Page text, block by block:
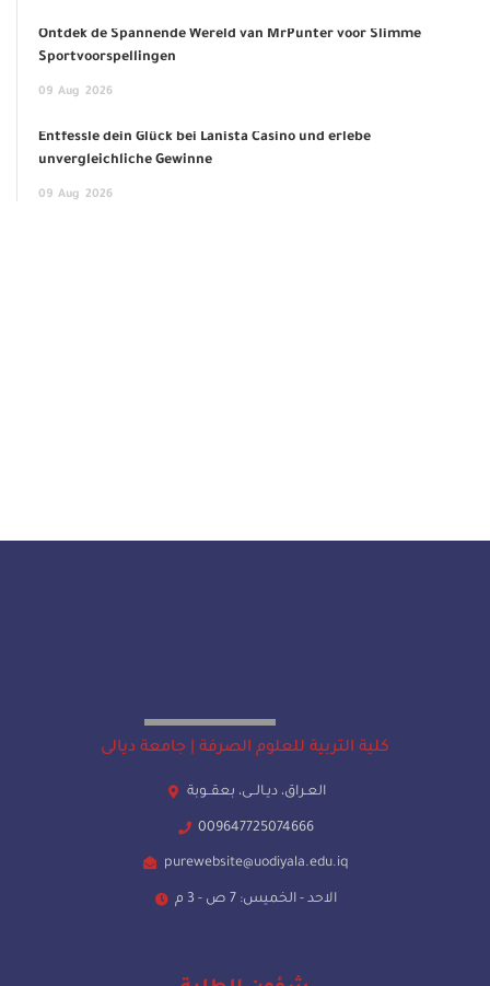
Ontdek de Spannende Wereld van MrPunter voor Slimme
Sportvoorspellingen
09 Aug 2026
Entfessle dein Glück bei Lanista Casino und erlebe
unvergleichliche Gewinne
09 Aug 2026
كلية التربية للعلوم الصرفة | جامعة ديالى
العـراق، ديـالــى، بعقــوبة
009647725074666
purewebsite@uodiyala.edu.iq
الاحد - الخميس: 7 ص - 3 م